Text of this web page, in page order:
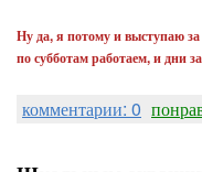
Ну да, я потому и выступаю
по субботам работаем, и дни
комментарии: 0